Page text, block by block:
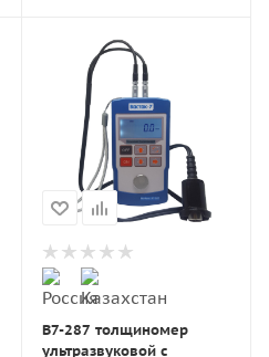
В7-287 толщиномер
ультразвуковой с